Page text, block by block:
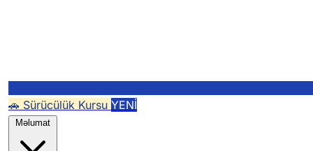
🚗 Sürücülük Kursu YENİ
Məlumat